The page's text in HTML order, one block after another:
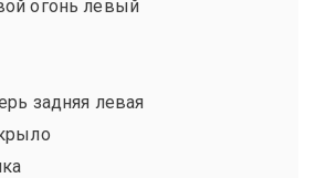
огонь левый
задняя левая